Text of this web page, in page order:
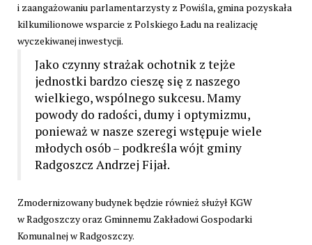
i zaangażowaniu parlamentarzysty z Powiśla, gmina pozyskała
kilkumilionowe wsparcie z Polskiego Ładu na realizację
wyczekiwanej inwestycji.
Jako czynny strażak ochotnik z tejże
jednostki bardzo cieszę się z naszego
wielkiego, wspólnego sukcesu. Mamy
powody do radości, dumy i optymizmu,
ponieważ w nasze szeregi wstępuje wiele
młodych osób – podkreśla wójt gminy
Radgoszcz Andrzej Fijał.
Zmodernizowany budynek będzie również służył KGW
w Radgoszczy oraz Gminnemu Zakładowi Gospodarki
Komunalnej w Radgoszczy.